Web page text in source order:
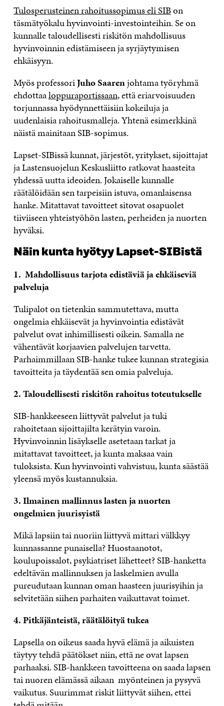
Tulosperusteinen rahoitussopimus eli SIBon
täsmätyökalu hyvinvointi-investointeihin. Se on
kunnalle taloudellisesti riskitön mahdollisuus
hyvinvoinnin edistämiseen ja syrjäytymisen
ehkäisyyn.
Myös professoriJuho Saarenjohtama työryhmä
ehdottaaloppuraportissaan, että eriarvoisuuden
torjunnassa hyödynnettäisiin kokeiluja ja
uudenlaisia rahoitusmalleja. Yhtenä esimerkkinä
näistä mainitaan SIB-sopimus.
Lapset-SIBissä kunnat, järjestöt, yritykset, sijoittajat
ja Lastensuojelun Keskusliitto ratkovat haasteita
yhdessä uutta ideoiden. Jokaiselle kunnalle
räätälöidään sen tarpeisiin istuva, omanlaisensa
hanke. Mitattavat tavoitteet sitovat osapuolet
tiiviiseen yhteistyöhön lasten, perheiden ja nuorten
hyväksi.
Näin kunta hyötyy Lapset-SIBistä
1. Mahdollisuus tarjota edistäviä ja ehkäiseviä
palveluja
Tulipalot on tietenkin sammutettava, mutta
ongelmia ehkäisevät ja hyvinvointia edistävät
palvelut ovat inhimillisesti oikein. Samalla ne
vähentävät korjaavien palvelujen tarvetta.
Parhaimmillaan SIB-hanke tukee kunnan strategisia
tavoitteita ja täydentää sen omia palveluja.
2. Taloudellisesti riskitön rahoitus toteutukselle
SIB-hankkeeseen liittyvät palvelut ja tuki
rahoitetaan sijoittajilta kerätyin varoin.
Hyvinvoinnin lisäykselle asetetaan tarkat ja
mitattavat tavoitteet, ja kunta maksaa vain
tuloksista. Kun hyvinvointi vahvistuu, kunta säästää
yleensä myös kustannuksia.
3. Ilmainen mallinnus lasten ja nuorten
ongelmien juurisyistä
Mikä lapsiin tai nuoriin liittyvä mittari välkkyy
kunnassanne punaisella? Huostaanotot,
koulupoissalot, psykiatriset lähetteet? SIB-hanketta
edeltävän mallinnuksen ja laskelmien avulla
pureudutaan kunnan oman haasteen juurisyihin ja
selvitetään siihen parhaiten vaikuttavat toimet.
4. Pitkäjänteistä, räätälöityä tukea
Lapsella on oikeus saada hyvä elämä ja aikuisten
täytyy tehdä päätökset niin, että ne ovat lapsen
parhaaksi. SIB-hankkeen tavoitteena on saada lapsen
tai nuoren elämässä aikaan myönteinen ja pysyvä
vaikutus. Suurimmat riskit liittyvät siihen, ettei